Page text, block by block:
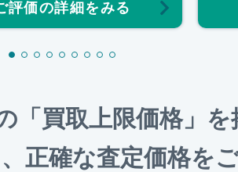
評価の詳細をみる
買取上限価格」を
正確な査定価格を